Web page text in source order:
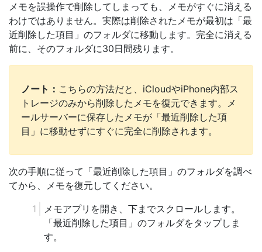
メモを誤操作で削除してしまっても、メモがすぐに消える
わけではありません。実際は削除されたメモが最初は「最
近削除した項目」のフォルダに移動します。完全に消える
前に、そのフォルダに30日間残ります。
ノート： こちらの方法だと、iCloudやiPhone内部ス
トレージのみから削除したメモを復元できます。メ
ールサーバーに保存したメモが「最近削除した項
目」に移動せずにすぐに完全に削除されます。
次の手順に従って「最近削除した項目」のフォルダを調べ
てから、メモを復元してください。
メモアプリを開き、下までスクロールします。
「最近削除した項目」のフォルダをタップしま
す。